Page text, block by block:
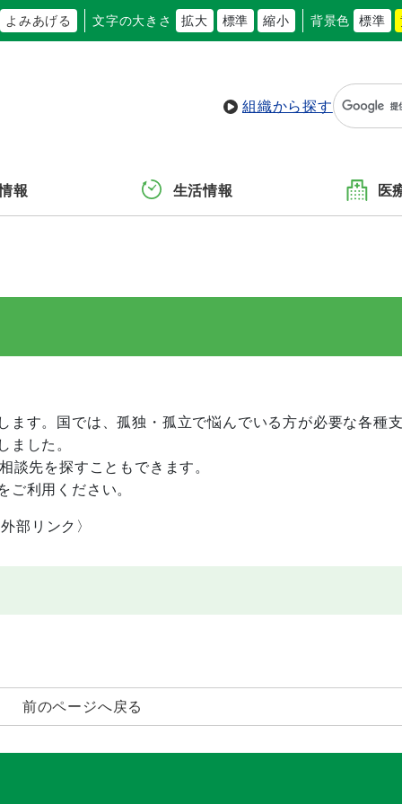
よみあげる 文字の大きさ 拡大 標準 縮小 背景色 標準
組織から探す
報 生活情報 医
す。国では、孤独・孤立で悩んでいる方が必要な各種
した。
先を探すこともできます。
利用ください。
外部リンク〉
前のページへ戻る